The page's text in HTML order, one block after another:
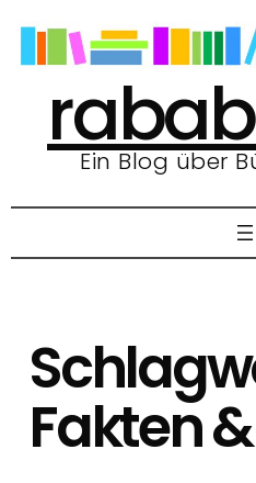
Inhalt
springen
Ein Blog über
Fakten